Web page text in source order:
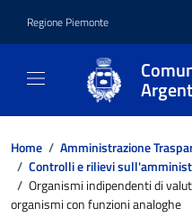
Regione Piemonte
Home / Amministrazione
/ Controlli e rilievi
/ Organismi indipendenti di
organismi con funzioni analoghe